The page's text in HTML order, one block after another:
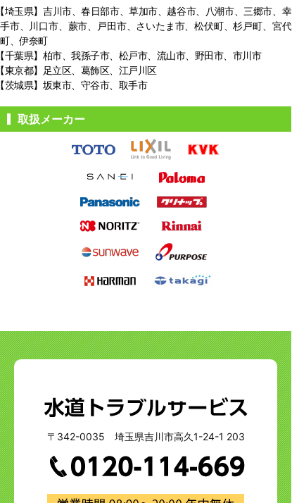
埼玉県】吉川市、春日部市、草加市、越谷市、八潮市、三郷市、幸
手市、
川口市、蕨市、戸田市、さいたま市、松伏町、杉戸町、宮代
町、伊奈町
千葉県】柏市、我孫子市、松戸市、 流山市、野田市、市川市
東京都】足立区、葛飾区、江戸川区
茨城県】坂東市、守谷市、取手市
取扱メーカー
〒342-0035 埼玉県吉川市高久1-24-1 203